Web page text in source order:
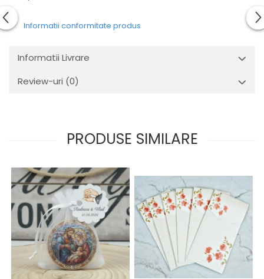
Informatii conformitate produs
Informatii Livrare
Review-uri (0)
PRODUSE SIMILARE